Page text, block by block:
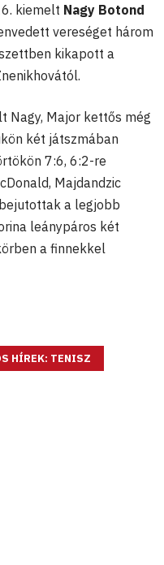
kiemelt Nagy Botond
vereséget három
kikapott a
Nagy, Major kettős még
két játszmában
7:6, 6:2-re
Majdandzic
a legjobb
leánypáros két
a finnekkel
HÍREK: TENISZ